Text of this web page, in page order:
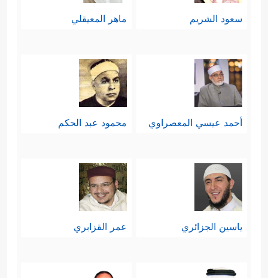
سعود الشريم ماهر المعيقلي
أحمد عيسي المعصراوي محمود عبد الحكم
ياسين الجزائري عمر القزابري